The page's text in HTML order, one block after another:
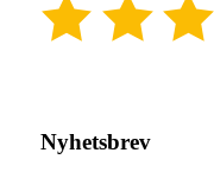
Nyhetsbrev